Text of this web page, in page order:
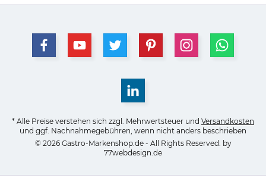
* Alle Preise verstehen sich zzgl. Mehrwertsteuer und Versandkosten
und ggf. Nachnahmegebühren, wenn nicht anders beschrieben
© 2026 Gastro-Markenshop.de - All Rights Reserved. by
77webdesign.de